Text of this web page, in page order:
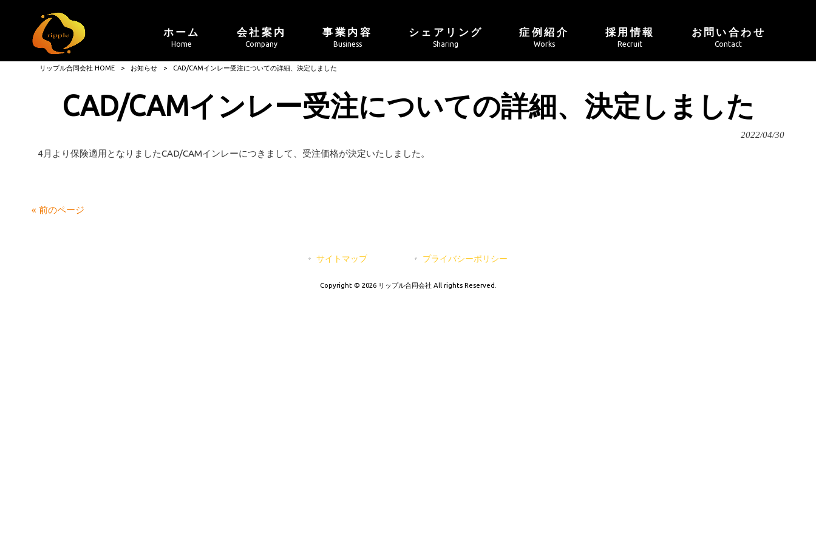
ホーム
Home
会社案内
Company
事業内容
Business
シェアリング
Sharing
症例紹介
Works
採用情報
Recruit
お問い合わせ
Contact
リップル合同会社 HOME > お知らせ > CAD/CAMインレー受注についての詳細、決定しました
CAD/CAMインレー受注についての詳細、決定しました
2022/04/30
4月より保険適用となりましたCAD/CAMインレーにつきまして、受注価格が決定いたしました。
« 前のページ
サイトマップ プライバシーポリシー
Copyright © 2026 リップル合同会社 All rights Reserved.